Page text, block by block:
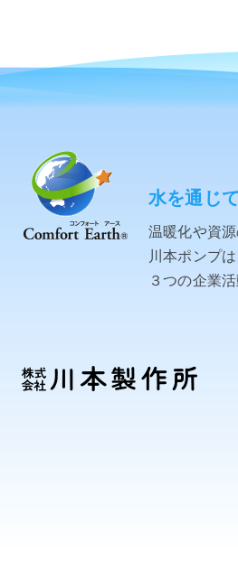
水を通じ
温暖化や資
川本ポンプ
３つの企業